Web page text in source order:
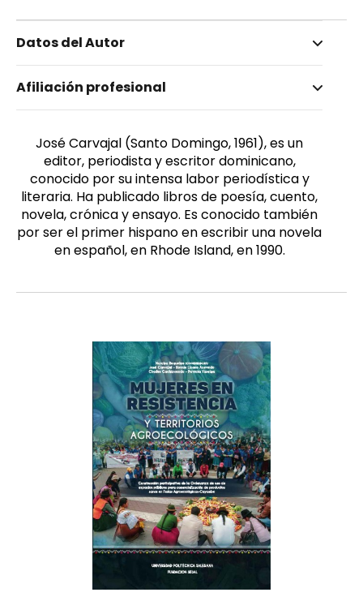
Datos del Autor
Carvajal, José
Masculino
Afiliación profesional
José Carvajal (Santo Domingo, 1961), es un
editor, periodista y escritor dominicano,
conocido por su intensa labor periodística y
literaria. Ha publicado libros de poesía, cuento,
novela, crónica y ensayo. Es conocido también
por ser el primer hispano en escribir una novela
en español, en Rhode Island, en 1990.